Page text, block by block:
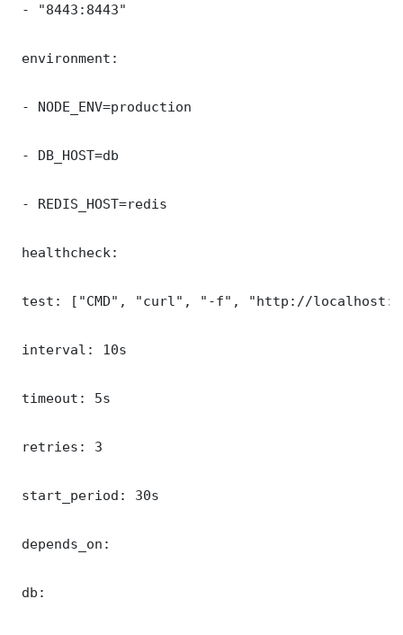
- "8443:8443"
environment:
- NODE_ENV=production
- DB_HOST=db
- REDIS_HOST=redis
healthcheck:
test: ["CMD", "curl", "-f", "http://
interval: 10s
timeout: 5s
retries: 3
start_period: 30s
depends_on:
db: